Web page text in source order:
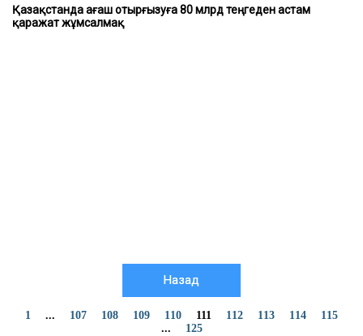
Қазақстанда ағаш отырғызуға 80 млрд теңгеден астам
қаражат жұмсалмақ
Назад
1 ... 107 108 109 110 111 112 113 114
115
...
125